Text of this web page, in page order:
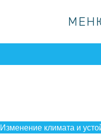
Изменение климата и